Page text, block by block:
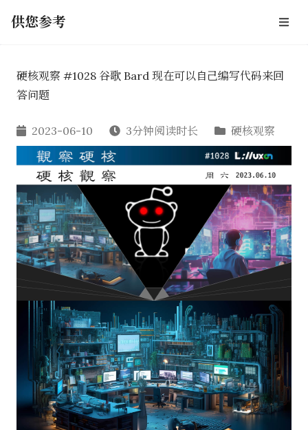
供您参考
硬核观察 #1028 谷歌 Bard 现在可以自己编写代码来回
答问题
2023-06-10 3分钟阅读时长 硬核观察